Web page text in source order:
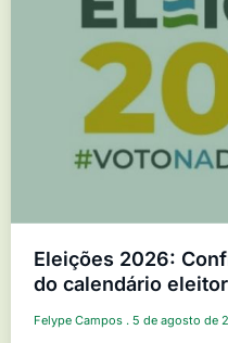
Eleições 2026:
do calendário
Felype Campos 5 de agosto de